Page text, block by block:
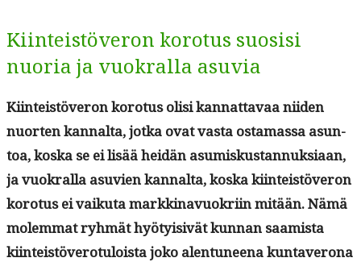
Kiinteistöveron korotus suosisi
nuoria ja vuokralla asuvia
Kiin­teistöveron koro­tus olisi kan­nat­tavaa niiden
nuorten kannal­ta, jot­ka ovat vas­ta osta­mas­sa asun­
toa, kos­ka se ei lisää hei­dän asumiskus­tan­nuk­si­aan,
ja vuokral­la asu­vien kannal­ta, kos­ka kiin­teistöveron
koro­tus ei vaiku­ta markki­navuokri­in mitään. Nämä
molem­mat ryh­mät hyö­ty­i­sivät kun­nan saamista
kiin­teistövero­tu­loista joko alen­tuneena kun­taverona